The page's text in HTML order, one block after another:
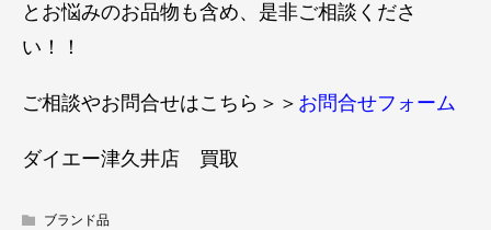
とお悩みのお品物も含め、是非ご相談くださ
い！！
ご相談やお問合せはこちら＞＞ お問合せフォーム
ダイエー津久井店 買取
ブランド品